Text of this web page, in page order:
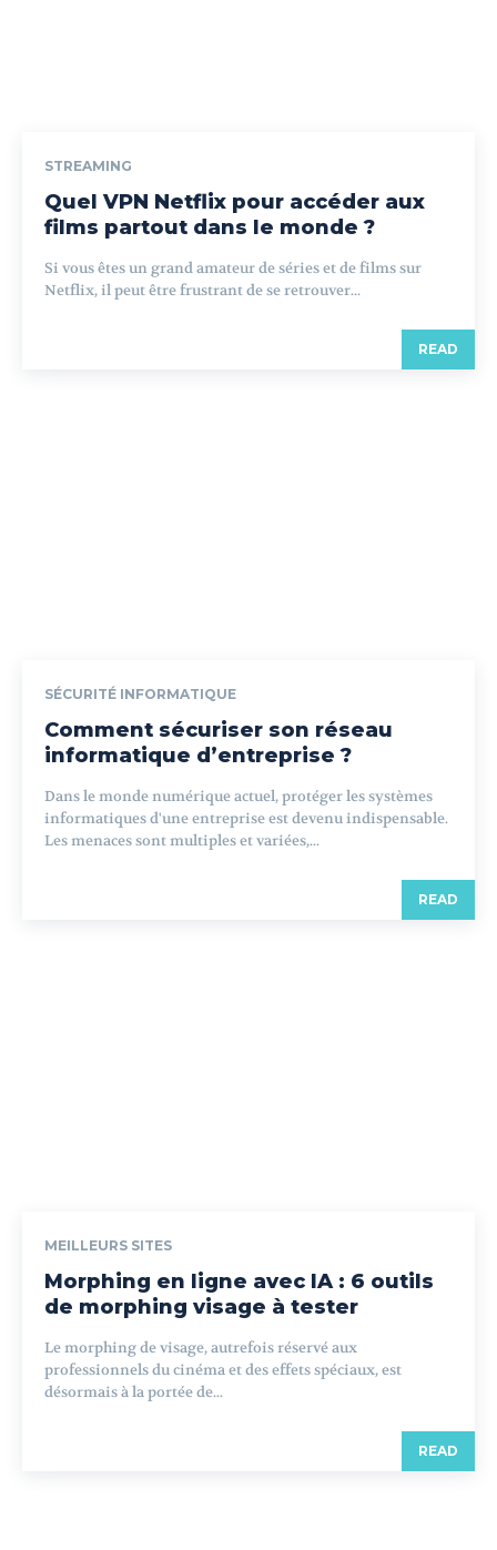
STREAMING
Quel VPN Netflix pour accéder aux
films partout dans le monde ?
Si vous êtes un grand amateur de séries et de films sur
Netflix, il peut être frustrant de se retrouver...
READ
SÉCURITÉ INFORMATIQUE
Comment sécuriser son réseau
informatique d’entreprise ?
Dans le monde numérique actuel, protéger les systèmes
informatiques d'une entreprise est devenu indispensable.
Les menaces sont multiples et variées,...
READ
MEILLEURS SITES
Morphing en ligne avec IA : 6 outils
de morphing visage à tester
Le morphing de visage, autrefois réservé aux
professionnels du cinéma et des effets spéciaux, est
désormais à la portée de...
READ